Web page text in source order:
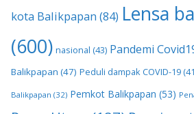
kota Balikpapan (84) Lensa
(600) nasional (43) Pandemi
Balikpapan (47) Peduli dampak COVID-19
Balikpapan (32) Pemkot Balikpapan (53)